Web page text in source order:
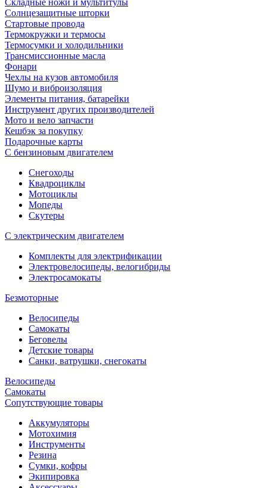
Складные ножи и мультитулы
Солнцезащитные шторки
Стартовые провода
Термокружки и термосы
Термосумки и холодильники
Трансмиссионные масла
Фонари
Чехлы на кузов автомобиля
Шумо и виброизоляция
Элементы питания, батарейки
Инструмент других производителей
Мото и вело запчасти
Кешбэк за покупку
Подарочные карты
С бензиновым двигателем
Снегоходы
Квадроциклы
Мотоциклы
Мопеды
Скутеры
С электрическим двигателем
Комплекты для электрификации
Электровелосипеды, велогибриды
Электросамокаты
Безмоторные
Велосипеды
Самокаты
Беговелы
Детские товары
Санки, ватрушки, снегокаты
Велосипеды
Самокаты
Сопутствующие товары
Аккумуляторы
Мотохимия
Инструменты
Резина
Сумки, кофры
Экипировка